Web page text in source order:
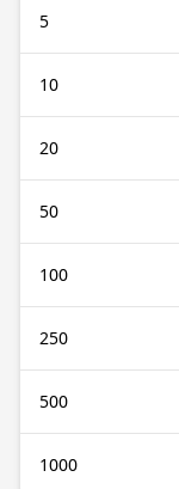
5
10
20
50
100
250
500
1000